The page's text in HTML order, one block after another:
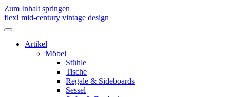
Zum Inhalt springen
flex! mid-century vintage design
Menü
umschalten
Artikel
Möbel
Stühle
Tische
Regale & Sideboards
Sessel